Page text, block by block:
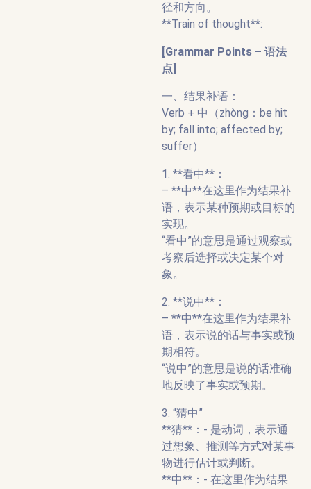
径和方向。
**Train of thought**:
[Grammar Points – 语法
点]
一、结果补语：
Verb + 中（zhòng：be hit
by; fall into; affected by;
suffer）
1. **看中**：
– **中**在这里作为结果补
语，表示某种预期或目标的
实现。
“看中”的意思是通过观察或
考察后选择或决定某个对
象。
2. **说中**：
– **中**在这里作为结果补
语，表示说的话与事实或预
期相符。
“说中”的意思是说的话准确
地反映了事实或预期。
3. “猜中”
**猜**：- 是动词，表示通
过想象、推测等方式对某事
物进行估计或判断。
**中**：- 在这里作为结果